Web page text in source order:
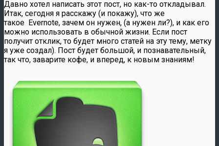
Давно хотел написать этот пост, но как-то откладывал.
Итак, сегодня я расскажу (и покажу), что же
такое Evernote, зачем он нужен, (а нужен ли?), и как его
можно использовать в обычной жизни. Если пост
получит отклик, то будет много статей на эту тему, метку
я уже создал). Пост будет большой, и познавательный,
так что, заварите кофе, и вперед, к новым знаниям!